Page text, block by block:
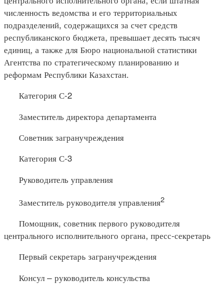
численность ведомства и его территориальных
подразделений, содержащихся за счет средств
республиканского бюджета, превышает десять тысяч
единиц, а также для Бюро национальной статистики
Агентства по стратегическому планированию и
реформам Республики Казахстан.
Категория С-2
Заместитель директора департамента
Советник загранучреждения
Категория С-3
Руководитель управления
Заместитель руководителя управления2
Помощник, советник первого руководителя
центрального исполнительного органа, пресс-секретарь
Первый секретарь загранучреждения
Консул – руководитель консульства